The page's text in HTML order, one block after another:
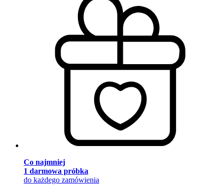
Co najmniej
1 darmowa próbka
do każdego zamówienia